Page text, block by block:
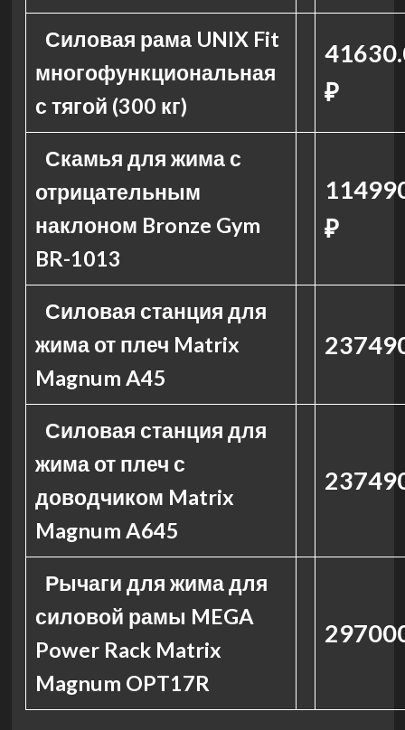
Силовая рама UNIX Fit
многофункциональная
с тягой (300 кг)
₽
Скамья для жима с
отрицательным
наклоном Bronze Gym
BR-1013
₽
Силовая станция для
жима от плеч Matrix
Magnum A45
Силовая станция для
жима от плеч с
доводчиком Matrix
Magnum A645
Рычаги для жима для
силовой рамы MEGA
Power Rack Matrix
Magnum OPT17R